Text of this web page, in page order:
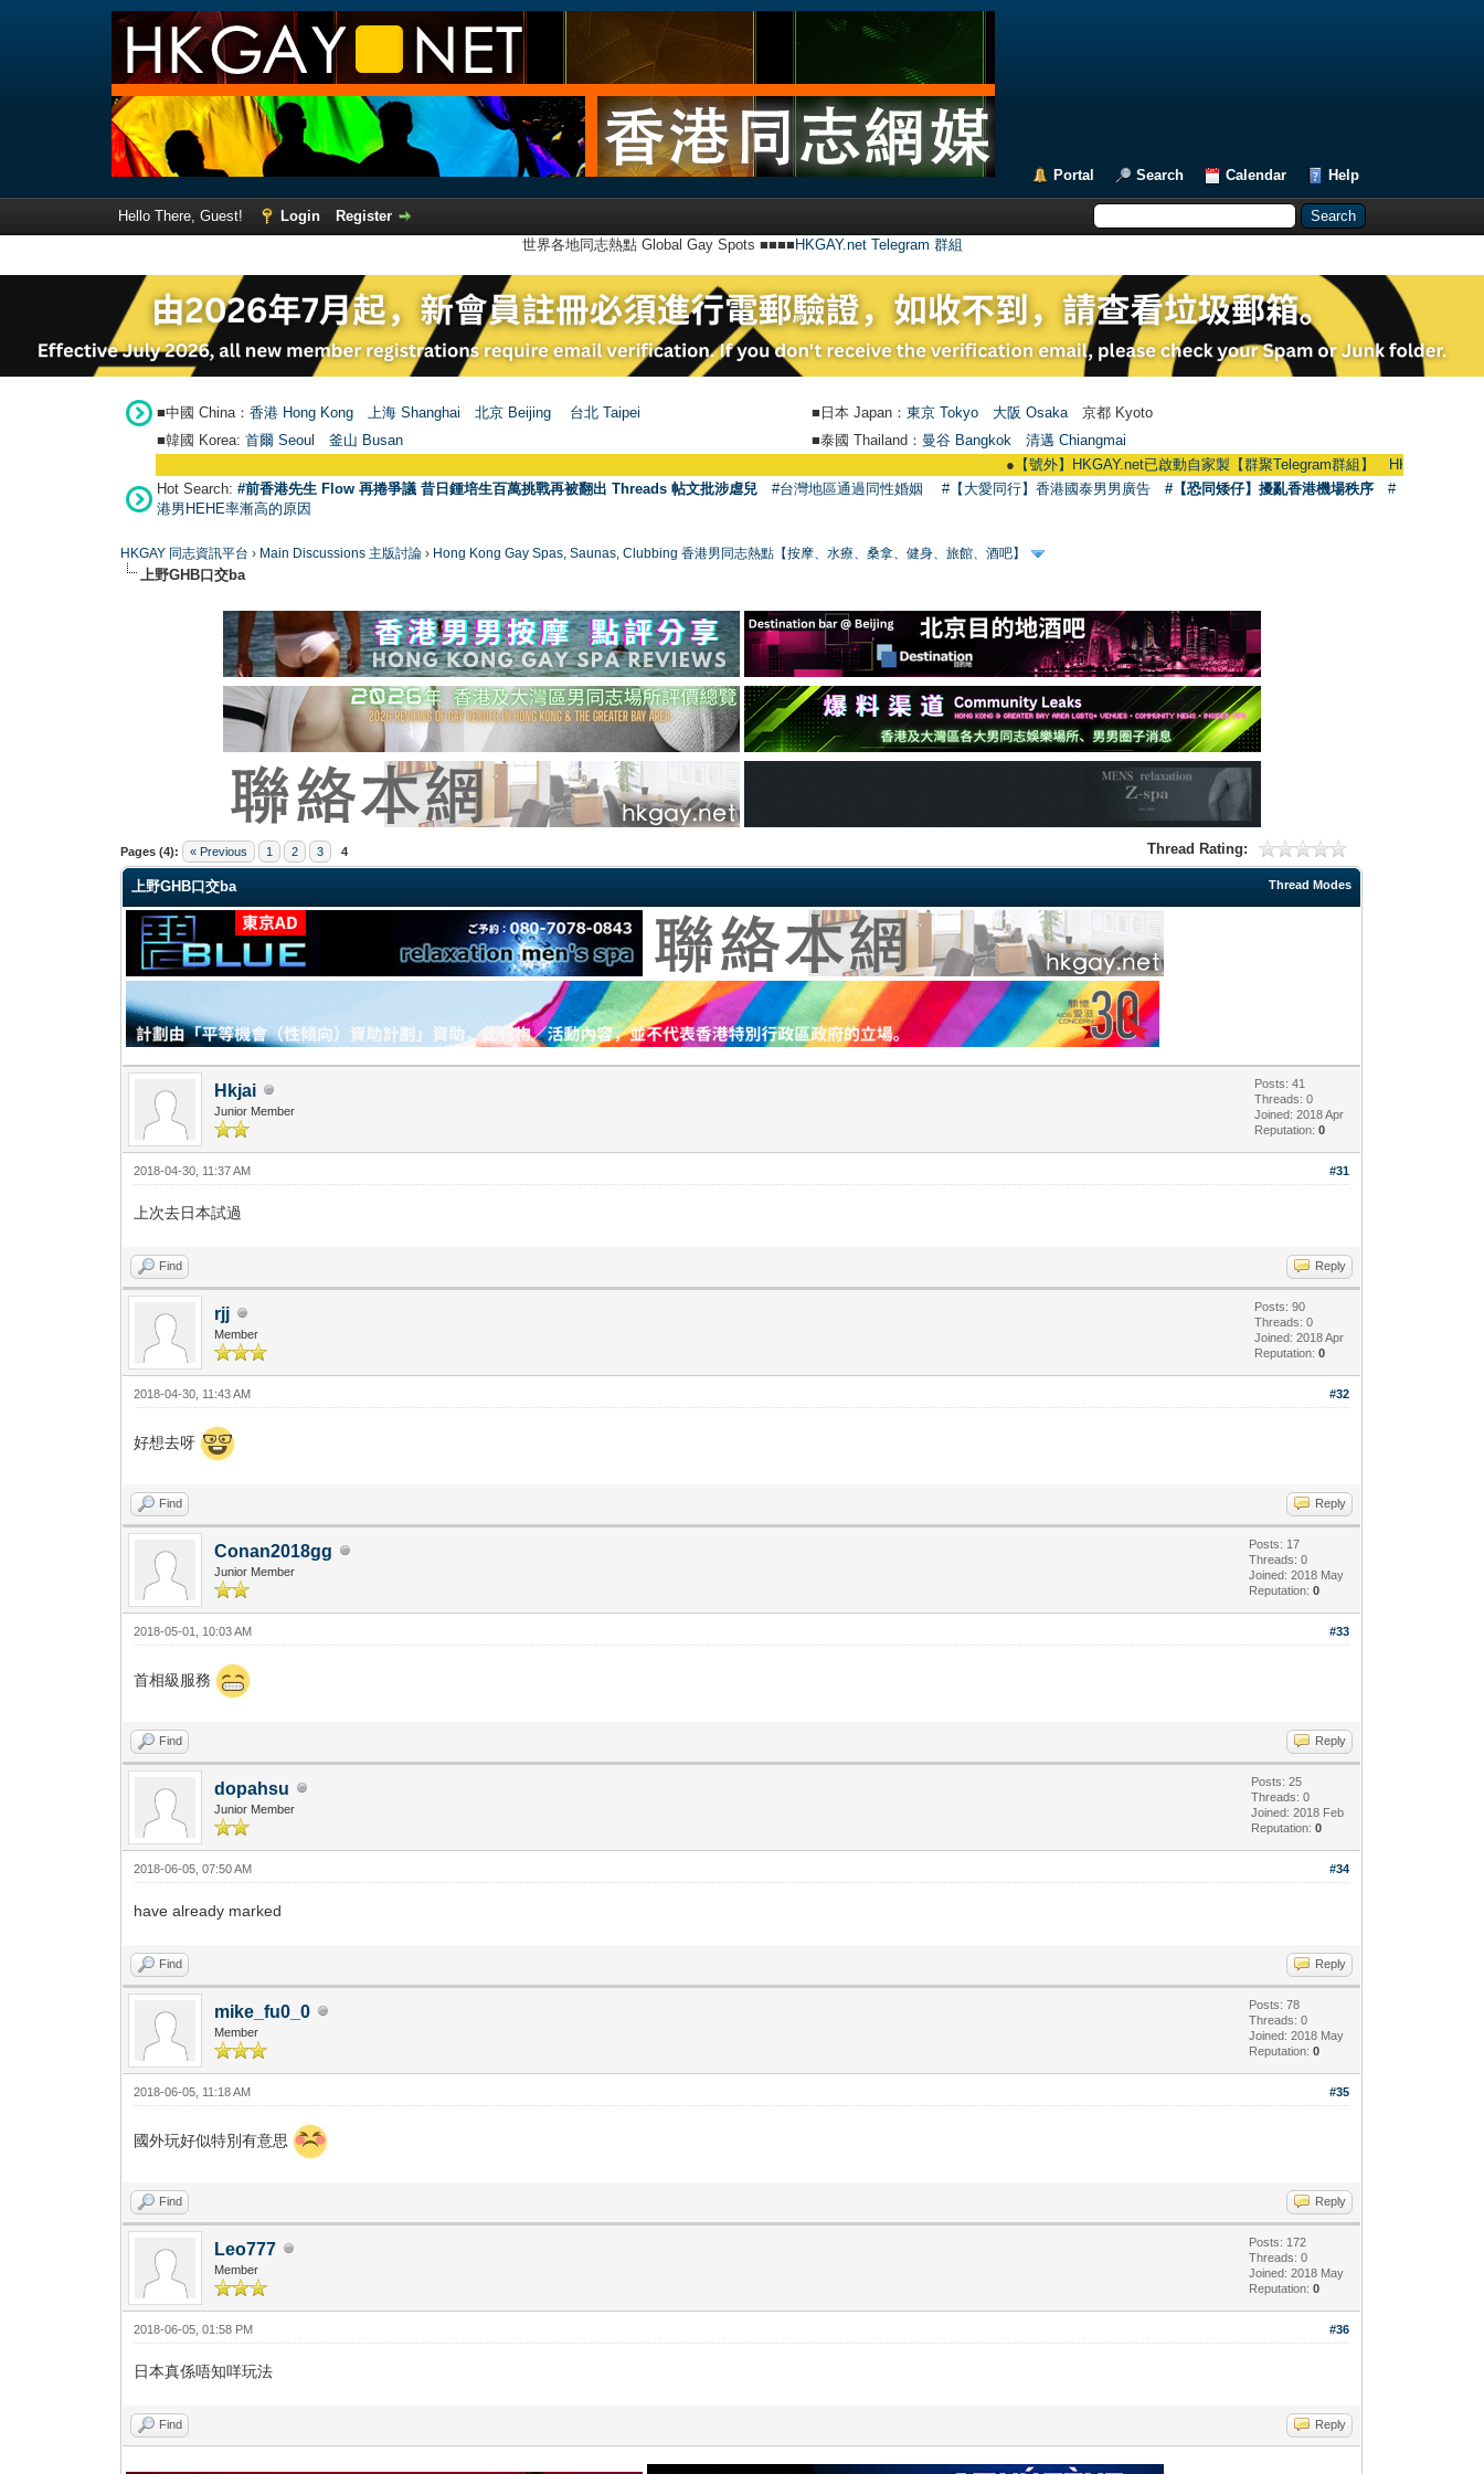
Portal Search Calendar Help
Hello There, Guest! Login
Register
世界各地同志熱點 Global Gay Spots ■■■■ HKGAY.net Telegram 群組
■中國 China： 香港 Hong Kong 上海 Shanghai 北京 Beijing 台北 Taipei ■日本 Japan： 東京 Tokyo 大阪 Osaka 京都 Kyoto
■韓國 Korea: 首爾 Seou 釜山 Busan ■泰國 Thailand： 曼谷 Bangkok
清邁 Chiangmai
【號外】HKGAY.net已啟動自家製【群聚Telegram群組】 HKGAY.net has
Hot Search: #前香港先生 Flow 再捲爭議 昔日鍾培生百萬挑戰再被翻出 Threads 帖文批涉虐兒 #台灣地區通過同性婚姻 #【大愛同行】香港國泰男男廣告 #【恐同矮仔】擾亂香港機場秩序
#
港男HEHE率漸高的原因
HKGAY 同志資訊平台 › Main Discussions 主版討論 › Hong Kong Gay Spas, Saunas, Clubbing 香港男同志熱點【按摩、水療、桑拿、健身、旅館、酒吧】
上野GHB口交ba
Pages (4): « Previous 1 2 3 4 Thread Rating:
0 Vote(s) - 0 Average
1
2
3
4
5
Thread Modes
上野GHB口交ba
Hkjai
Junior Member
Posts: 41
Threads: 0
Joined: 2018 Apr
Reputation:0
#31
2018-04-30, 11:37 AM
上次去日本試過
Find Reply
rjj
Member
Posts: 90
Threads: 0
Joined: 2018 Apr
Reputation:0
#32
2018-04-30, 11:43 AM
好想去呀
Find Reply
Conan2018gg
Junior Member
Posts: 17
Threads: 0
Joined: 2018 May
Reputation:0
#33
2018-05-01, 10:03 AM
首相級服務
Find Reply
dopahsu
Junior Member
Posts: 25
Threads: 0
Joined: 2018 Feb
Reputation:0
#34
2018-06-05, 07:50 AM
have already marked
Find Reply
mike_fu0_0
Member
Posts: 78
Threads: 0
Joined: 2018 May
Reputation:0
#35
2018-06-05, 11:18 AM
國外玩好似特別有意思
Find Reply
Leo777
Member
Posts: 172
Threads: 0
Joined: 2018 May
Reputation:0
#36
2018-06-05, 01:58 PM
日本真係唔知咩玩法
Find Reply